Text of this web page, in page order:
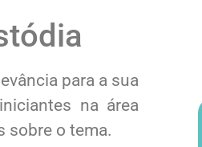
para a sua
na área
sobre o tema.